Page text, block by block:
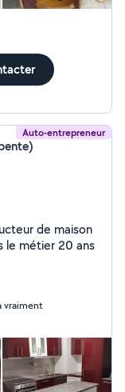
Auto-entrepreneur
de maison
le métier 20 ans
vraiment